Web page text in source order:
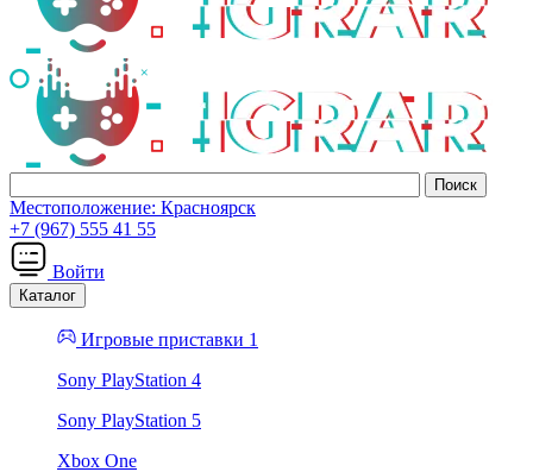
Местоположение: Красноярск
+7 (967) 555 41 55
Войти
Каталог
Игровые приставки 1
Sony PlayStation 4
Sony PlayStation 5
Xbox One